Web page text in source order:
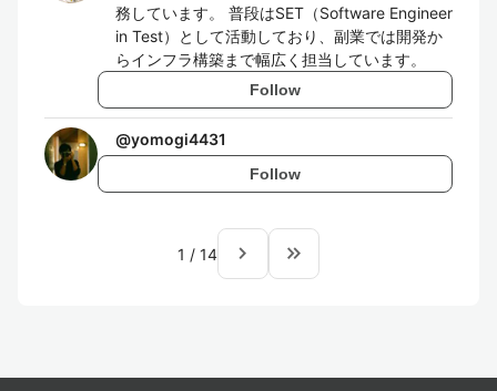
務しています。 普段はSET（Software Engineer
in Test）として活動しており、副業では開発か
らインフラ構築まで幅広く担当しています。
Follow
@yomogi4431
Follow
1 / 14 navigate_next keyboard_double_arrow_right